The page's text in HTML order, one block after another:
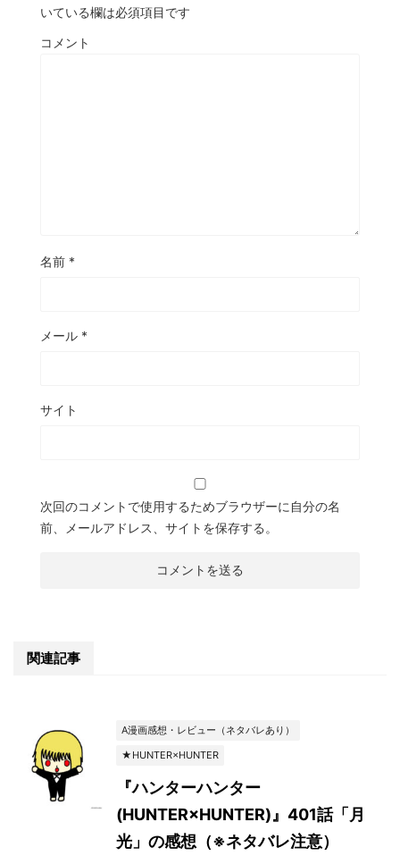
いている欄は必須項目です
コメント
名前 *
メール *
サイト
次回のコメントで使用するためブラウザーに自分の名
前、メールアドレス、サイトを保存する。
関連記事
A漫画感想・レビュー（ネタバレあり）
★HUNTER×HUNTER
『ハンターハンター
(HUNTER×HUNTER)』401話「月
光」の感想（※ネタバレ注意）